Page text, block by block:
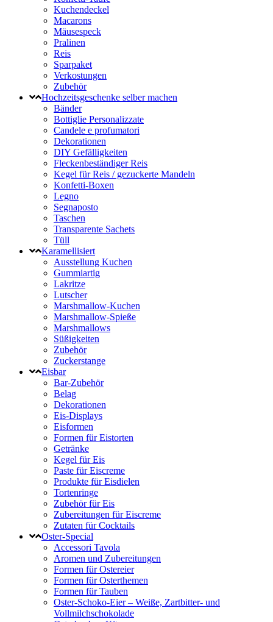
Kuchendeckel
Macarons
Mäusespeck
Pralinen
Reis
Sparpaket
Verkostungen
Zubehör
Hochzeitsgeschenke selber machen
Bänder
Bottiglie Personalizzate
Candele e profumatori
Dekorationen
DIY Gefälligkeiten
Fleckenbeständiger Reis
Kegel für Reis / gezuckerte Mandeln
Konfetti-Boxen
Legno
Segnaposto
Taschen
Transparente Sachets
Tüll
Karamellisiert
Ausstellung Kuchen
Gummiartig
Lakritze
Lutscher
Marshmallow-Kuchen
Marshmallow-Spieße
Marshmallows
Süßigkeiten
Zubehör
Zuckerstange
Eisbar
Bar-Zubehör
Belag
Dekorationen
Eis-Displays
Eisformen
Formen für Eistorten
Getränke
Kegel für Eis
Paste für Eiscreme
Produkte für Eisdielen
Tortenringe
Zubehör für Eis
Zubereitungen für Eiscreme
Zutaten für Cocktails
Oster-Special
Accessori Tavola
Aromen und Zubereitungen
Formen für Ostereier
Formen für Osterthemen
Formen für Tauben
Oster-Schoko-Eier – Weiße, Zartbitter- und
Vollmilchschokolade